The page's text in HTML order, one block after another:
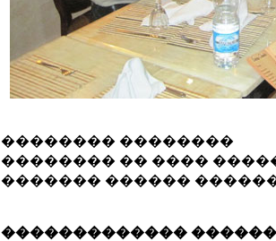
�������� ��������
�������� �� ����
������� ������
�������������